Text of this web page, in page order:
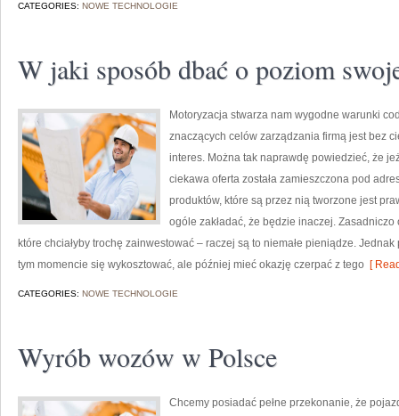
CATEGORIES: NOWE TECHNOLOGIE
W jaki sposób dbać o poziom
Motoryzacja stwarza nam wygodne warunki
znaczących celów zarządzania firmą jest bez
interes. Można tak naprawdę powiedzieć, że
ciekawa oferta została zamieszczona pod
produktów, które są przez nią tworzone jest
ogóle zakładać, że będzie inaczej.
które chciałyby trochę zainwestować – raczej są to niemałe pieniądze.
tym momencie się wykosztować, ale później mieć okazję czerpać z tego [
CATEGORIES: NOWE TECHNOLOGIE
Wyrób wozów w Polsce
Chcemy posiadać pełne przekonanie, że